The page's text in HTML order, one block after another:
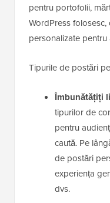
pentru portofolii,
WordPress
personalizate
Tipurile de postări
Îmbunătățiți
tipurilor de
pentru
caută. Pe
de postări
experiența
dvs.